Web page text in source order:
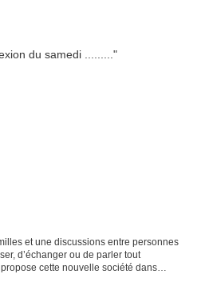
et une discussions entre personnes
d’échanger ou de parler tout
cette nouvelle société dans